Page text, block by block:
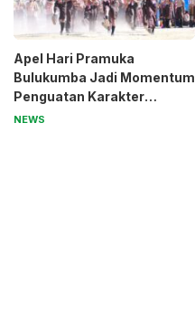
Apel Hari Pramuka
Bulukumba Jadi Momentum
Penguatan Karakter
Generasi Muda
NEWS